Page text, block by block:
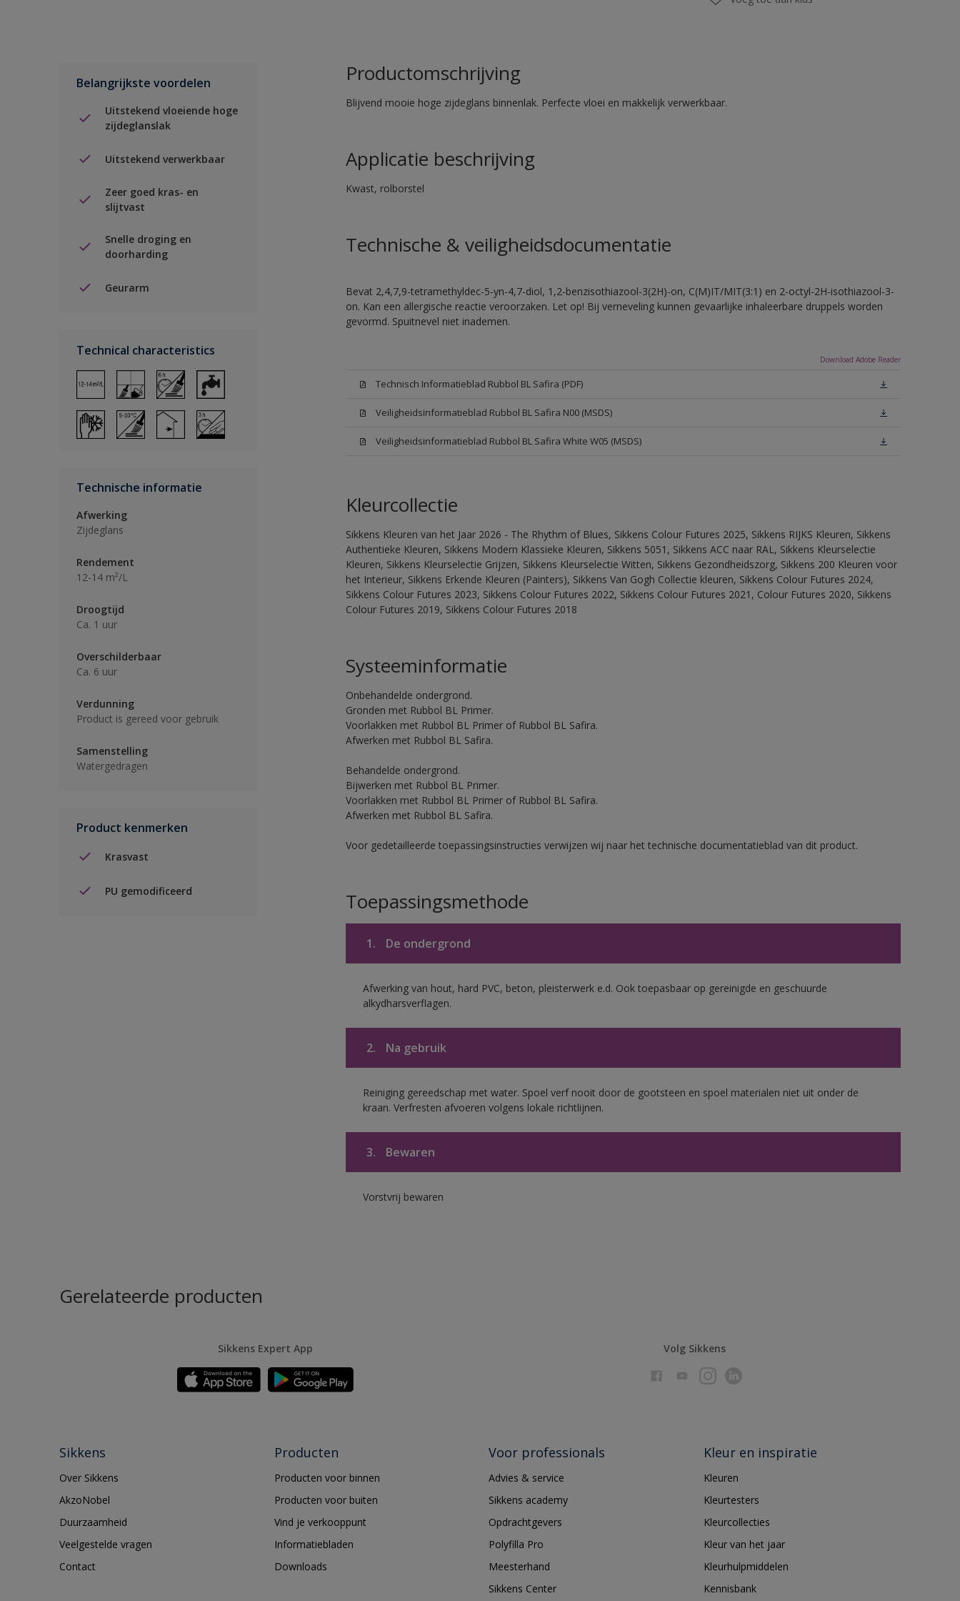
Belangrijkste voordelen
Uitstekend vloeiende hoge
zijdeglanslak
Uitstekend verwerkbaar
Zeer goed kras- en
slijtvast
Snelle droging en
doorharding
Geurarm
Technical characteristics
Technische informatie
Afwerking
Zijdeglans
Rendement
12-14 m²/L
Droogtijd
Ca. 1 uur
Overschilderbaar
Ca. 6 uur
Verdunning
Product is gereed voor gebruik
Samenstelling
Watergedragen
Product kenmerken
Krasvast
PU gemodificeerd
Productomschrijving
Blijvend mooie hoge zijdeglans binnenlak. Perfecte vloei en makkelijk verwerkbaar.
Applicatie beschrijving
Kwast, rolborstel
Technische & veiligheidsdocumentatie
Bevat 2,4,7,9-tetramethyldec-5-yn-4,7-diol, 1,2-benzisothiazool-3(2H)-on, C(M)IT/MIT(3:1) en 2-octyl-2H-isothiazool-3-
on. Kan een allergische reactie veroorzaken. Let op! Bij verneveling kunnen gevaarlijke inhaleerbare druppels worden
gevormd. Spuitnevel niet inademen.
Download Adobe Reader
Technisch Informatieblad Rubbol BL Safira (PDF)
Veiligheidsinformatieblad Rubbol BL Safira N00 (MSDS)
Veiligheidsinformatieblad Rubbol BL Safira White W05 (MSDS)
Kleurcollectie
Sikkens Kleuren van het Jaar 2026 - The Rhythm of Blues, Sikkens Colour Futures 2025, Sikkens RIJKS Kleuren, Sikkens
Authentieke Kleuren, Sikkens Modern Klassieke Kleuren, Sikkens 5051, Sikkens ACC naar RAL, Sikkens Kleurselectie
Kleuren, Sikkens Kleurselectie Grijzen, Sikkens Kleurselectie Witten, Sikkens Gezondheidszorg, Sikkens 200 Kleuren voor
het Interieur, Sikkens Erkende Kleuren (Painters), Sikkens Van Gogh Collectie kleuren, Sikkens Colour Futures 2024,
Sikkens Colour Futures 2023, Sikkens Colour Futures 2022, Sikkens Colour Futures 2021, Colour Futures 2020, Sikkens
Colour Futures 2019, Sikkens Colour Futures 2018
Systeeminformatie
Onbehandelde ondergrond.
Gronden met Rubbol BL Primer.
Voorlakken met Rubbol BL Primer of Rubbol BL Safira.
Afwerken met Rubbol BL Safira.
Behandelde ondergrond.
Bijwerken met Rubbol BL Primer.
Voorlakken met Rubbol BL Primer of Rubbol BL Safira.
Afwerken met Rubbol BL Safira.
Voor gedetailleerde toepassingsinstructies verwijzen wij naar het technische documentatieblad van dit product.
Toepassingsmethode
1. De ondergrond
Afwerking van hout, hard PVC, beton, pleisterwerk e.d. Ook toepasbaar op gereinigde en geschuurde
alkydharsverflagen.
2. Na gebruik
Reiniging gereedschap met water. Spoel verf nooit door de gootsteen en spoel materialen niet uit onder de
kraan. Verfresten afvoeren volgens lokale richtlijnen.
3. Bewaren
Vorstvrij bewaren
Gerelateerde producten
Sikkens Expert App Volg Sikkens
Sikkens
Over Sikkens
AkzoNobel
Duurzaamheid
Veelgestelde vragen
Contact
Producten
Producten voor binnen
Producten voor buiten
Vind je verkooppunt
Informatiebladen
Downloads
Voor professionals
Advies & service
Sikkens academy
Opdrachtgevers
Polyfilla Pro
Meesterhand
Sikkens Center
Kleur en inspiratie
Kleuren
Kleurtesters
Kleurcollecties
Kleur van het jaar
Kleurhulpmiddelen
Kennisbank